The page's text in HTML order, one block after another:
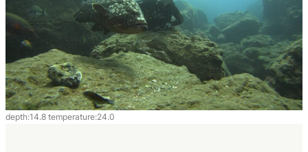
depth:14.8 temperature:24.0